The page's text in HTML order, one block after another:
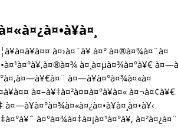
à¤›à¤¨à¥ à¤° à¤®à¤¾à¤¨à¤
à¤¸à¤µà¤¾à¤°à¥€
à¤—à¥à¤°à¤¾à¤«à¤
à¤–à¥‡à¤²à¤¤à¤°à¥à¤« à¤¬à¤¢à¥€
à¤°à¤¾à¤‡à¤¡à¤¹à¤°à¥‚